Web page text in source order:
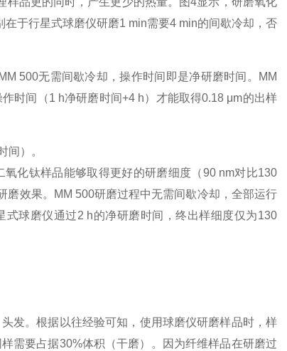
于行星式球磨仪研磨1 min需要4 min的间歇冷却，否
MM 500无需间歇冷却，操作时间即是净研磨时间。
MM
时间（1 h净研磨时间+4 h）才能取得0.18 μm的出样
间）。
化钛样品能够取得更好的研磨细度（90 nm对比130
效果。MM 500研磨过程中无需间歇冷却，全部运行
球磨仪通过2 h的净研磨时间，终出样细度仅为130
发。根据以往经验可知，使用球磨仪研磨样品时，样
需要占据30%体积（干磨）。因为纤维样品在研磨过